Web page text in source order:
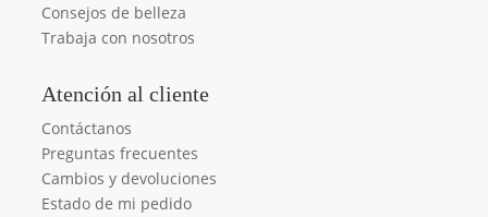
Consejos de belleza
Trabaja con nosotros
Atención al cliente
Contáctanos
Preguntas frecuentes
Cambios y devoluciones
Estado de mi pedido